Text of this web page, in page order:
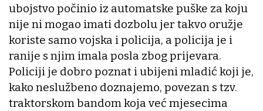
ubojstvo počinio iz automatske puške za koju
nije ni mogao imati dozbolu jer takvo oružje
koriste samo vojska i policija, a policija je i
ranije s njim imala posla zbog prijevara.
Policiji je dobro poznat i ubijeni mladić koji je,
kako neslužbeno doznajemo, povezan s tzv.
traktorskom bandom koja već mjesecima